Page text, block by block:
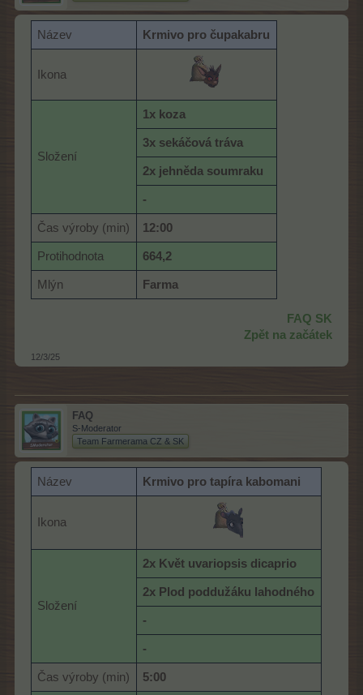
Název Krmivo pro čupakabru
Ikona
Složení
1x koza
3x sekáčová tráva
2x jehněda soumraku
-
Čas výroby (min) 12:00
Protihodnota 664,2
Mlýn Farma
FAQ SK
Zpět na začátek
12/3/25
FAQ
S-Moderator
Team Farmerama CZ & SK
Název Krmivo protapíra kabomani
Ikona
Složení
2x Květ uvariopsis dicaprio
2x Plod poddužáku lahodného
-
-
Čas výroby (min) 5:00